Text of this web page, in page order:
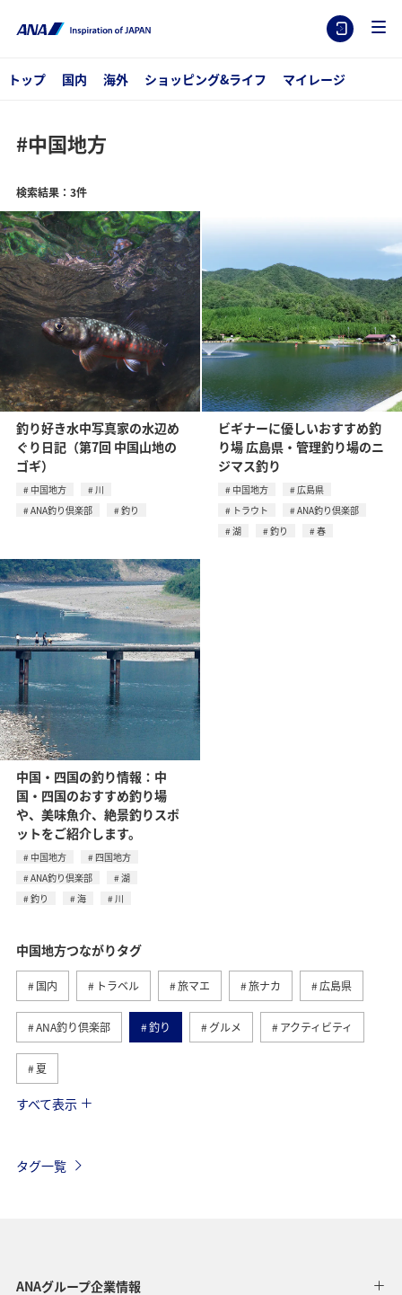
トップ 国内 海外 ショッピング&ライフ マイレージ
#中国地方
検索結果：3件
釣り好き水中写真家の水辺め
ぐり日記（第7回 中国山地の
ゴギ）
中国地方
川
ANA釣り倶楽部
釣り
ビギナーに優しいおすすめ釣
り場 広島県・管理釣り場のニ
ジマス釣り
中国地方
広島県
トラウト
ANA釣り倶楽部
湖
釣り 春
中国・四国の釣り情報：中
国・四国のおすすめ釣り場
や、美味魚介、絶景釣りスポ
ットをご紹介します。
中国地方
四国地方
ANA釣り倶楽部
湖
釣り
海 川
中国地方つながりタグ
国内 トラベル 旅マエ 旅ナカ 広島県
ANA釣り倶楽部 釣り グルメ アクティビティ
夏
島根県
すべて表示
タグ一覧
ANAグループ企業情報